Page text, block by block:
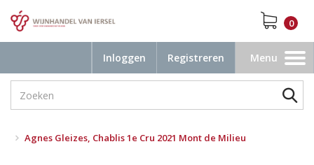
0
Inloggen Registreren
Toggle
navigation
Menu
Agnes Gleizes, Chablis 1e Cru 2021 Mont de Milieu